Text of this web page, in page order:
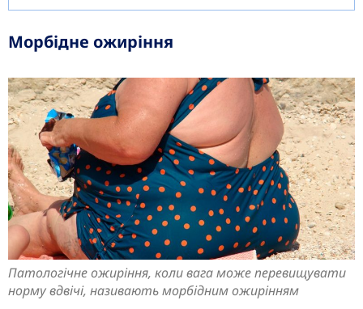
Морбідне ожиріння
Патологічне ожиріння, коли вага може перевищувати
норму вдвічі, називають морбідним ожирінням